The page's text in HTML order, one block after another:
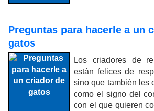
Preguntas para hacerle a un
gatos
Los criadores de
están felices de
sino que también les
como el signo del
con el que quieren